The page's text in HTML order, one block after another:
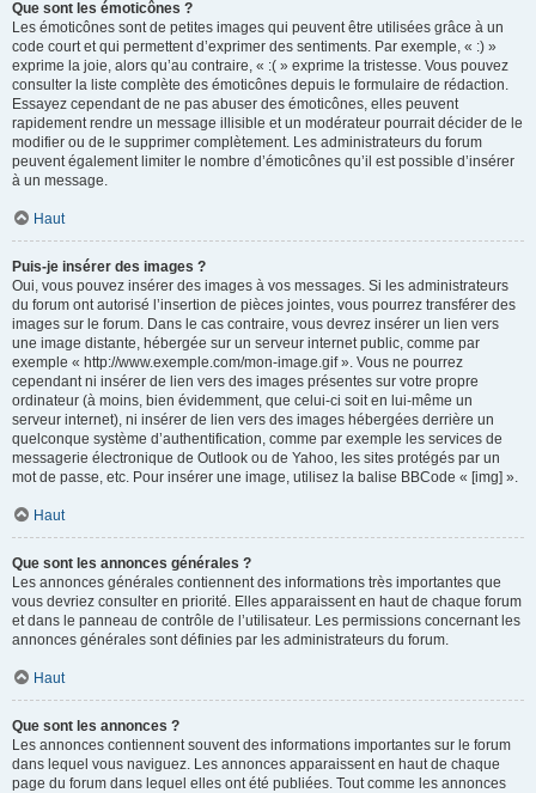
Que sont les émoticônes ?
Les émoticônes sont de petites images qui peuvent être utilisées grâce à un
code court et qui permettent d’exprimer des sentiments. Par exemple, « :) »
exprime la joie, alors qu’au contraire, « :( » exprime la tristesse. Vous pouvez
consulter la liste complète des émoticônes depuis le formulaire de rédaction.
Essayez cependant de ne pas abuser des émoticônes, elles peuvent
rapidement rendre un message illisible et un modérateur pourrait décider de le
modifier ou de le supprimer complètement. Les administrateurs du forum
peuvent également limiter le nombre d’émoticônes qu’il est possible d’insérer
à un message.
Haut
Puis-je insérer des images ?
Oui, vous pouvez insérer des images à vos messages. Si les administrateurs
du forum ont autorisé l’insertion de pièces jointes, vous pourrez transférer des
images sur le forum. Dans le cas contraire, vous devrez insérer un lien vers
une image distante, hébergée sur un serveur internet public, comme par
exemple « http://www.exemple.com/mon-image.gif ». Vous ne pourrez
cependant ni insérer de lien vers des images présentes sur votre propre
ordinateur (à moins, bien évidemment, que celui-ci soit en lui-même un
serveur internet), ni insérer de lien vers des images hébergées derrière un
quelconque système d’authentification, comme par exemple les services de
messagerie électronique de Outlook ou de Yahoo, les sites protégés par un
mot de passe, etc. Pour insérer une image, utilisez la balise BBCode « [img] ».
Haut
Que sont les annonces générales ?
Les annonces générales contiennent des informations très importantes que
vous devriez consulter en priorité. Elles apparaissent en haut de chaque forum
et dans le panneau de contrôle de l’utilisateur. Les permissions concernant les
annonces générales sont définies par les administrateurs du forum.
Haut
Que sont les annonces ?
Les annonces contiennent souvent des informations importantes sur le forum
dans lequel vous naviguez. Les annonces apparaissent en haut de chaque
page du forum dans lequel elles ont été publiées. Tout comme les annonces